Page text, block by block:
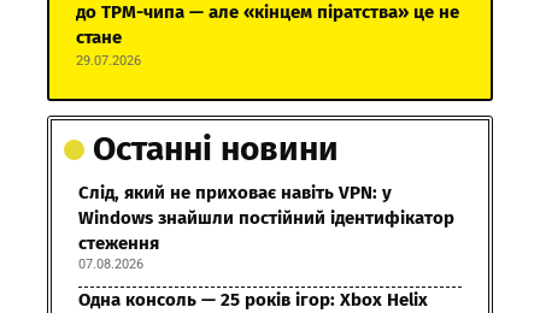
до TPM-чипа — але «кінцем піратства» це не
стане
29.07.2026
Останні новини
Слід, який не приховає навіть VPN: у
Windows знайшли постійний ідентифікатор
стеження
07.08.2026
Одна консоль — 25 років ігор: Xbox Helix